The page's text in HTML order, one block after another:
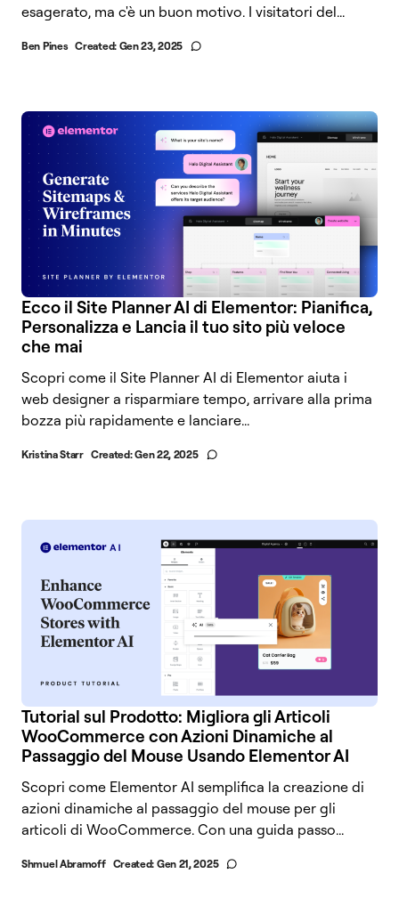
esagerato, ma c'è un buon motivo. I visitatori del...
Ben Pines Created: Gen 23, 2025
Ecco il Site Planner AI di Elementor: Pianifica,
Personalizza e Lancia il tuo sito più veloce
che mai
Scopri come il Site Planner AI di Elementor aiuta i
web designer a risparmiare tempo, arrivare alla prima
bozza più rapidamente e lanciare...
Kristina Starr Created:Gen 22, 2025
Tutorial sul Prodotto: Migliora gli Articoli
WooCommerce con Azioni Dinamiche al
Passaggio del Mouse Usando Elementor AI
Scopri come Elementor AI semplifica la creazione di
azioni dinamiche al passaggio del mouse per gli
articoli di WooCommerce. Con una guida passo...
Shmuel Abramoff Created: Gen 21, 2025